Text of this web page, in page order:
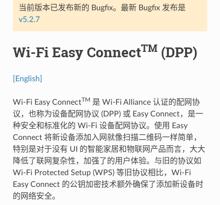
当前版本已发布新的 Bugfix。最新 Bugfix 发布是
v5.2.7
Wi-Fi Easy ConnectTM(DPP)
[English]
Wi-Fi Easy ConnectTM 是 Wi-Fi Alliance 认证的配网协
议，也称为设备配网协议 (DPP) 或 Easy Connect，是一
种安全和标准化的 Wi-Fi 设备配网协议。使用 Easy
Connect 将新设备添加入网就像扫描二维码一样简单，
特别是对于没有 UI 的智能家居和物联网产品而言，大大
降低了联网复杂性，加强了的用户体验。与旧的协议如
Wi-Fi Protected Setup (WPS) 等旧协议相比，Wi-Fi
Easy Connect 的公钥加密技术额外确保了添加新设备时
的网络安全。